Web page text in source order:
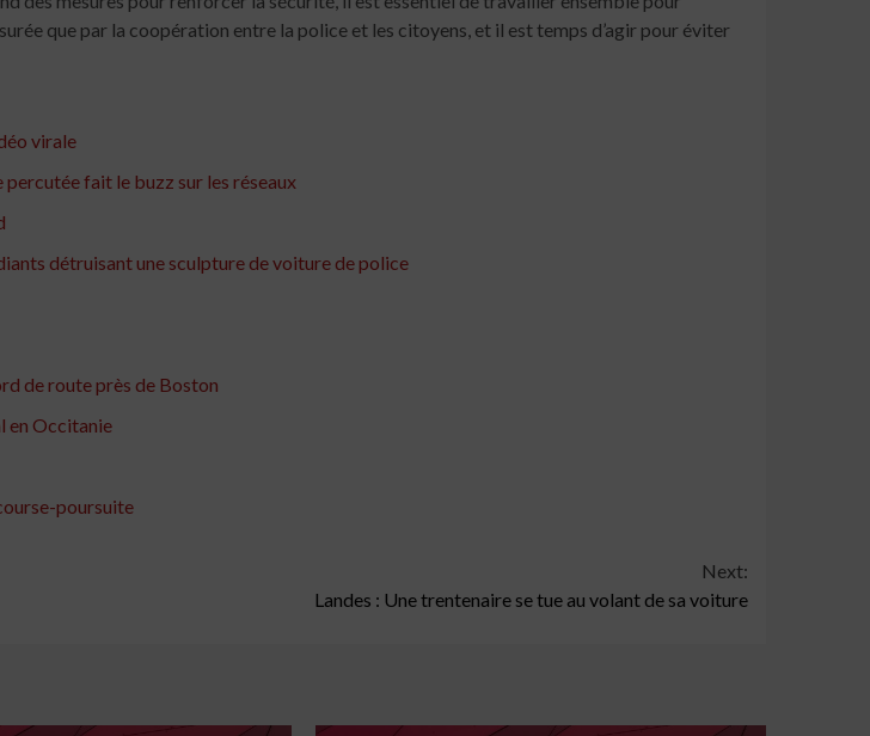
que par la coopération entre la police et les citoyens, et il est temps d’agir pour éviter
virale
fait le buzz sur les réseaux
détruisant une sculpture de voiture de police
de route près de Boston
en Occitanie
poursuite
Next:
Landes : Une trentenaire se tue au volant de sa voiture